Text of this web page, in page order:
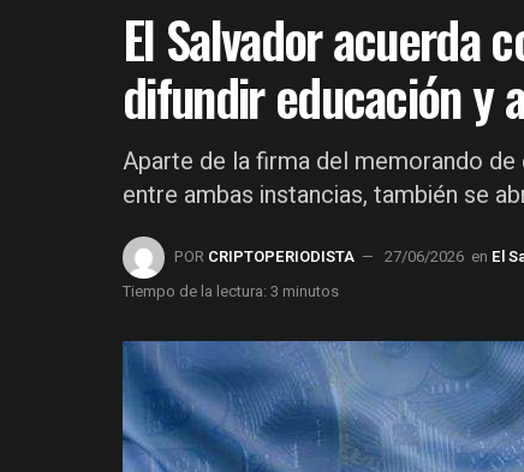
El Salvador acuerda
difundir educación y
Aparte de la firma del memorando
entre ambas instancias, también se
POR CRIPTOPERIODISTA 27/06/2026 en El
Tiempo de la lectura: 3 minutos